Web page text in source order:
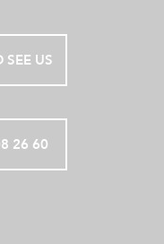
SEE US
26 60